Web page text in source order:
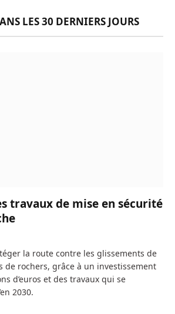
LES 30 DERNIERS JOURS
travaux de mise en sécurité
la route contre les glissements de
de rochers, grâce à un investissement
d’euros et des travaux qui se
2030.